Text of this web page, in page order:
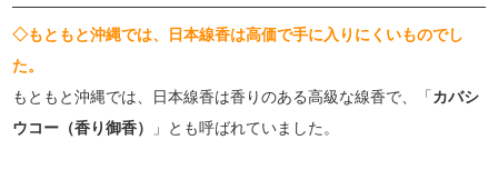
◇もともと沖縄では、日本線香は高価で手に入りにくいものでし
た。
もともと沖縄では、日本線香は香りのある高級な線香で、「カバシ
ウコー（香り御香）
」とも呼ばれていました。